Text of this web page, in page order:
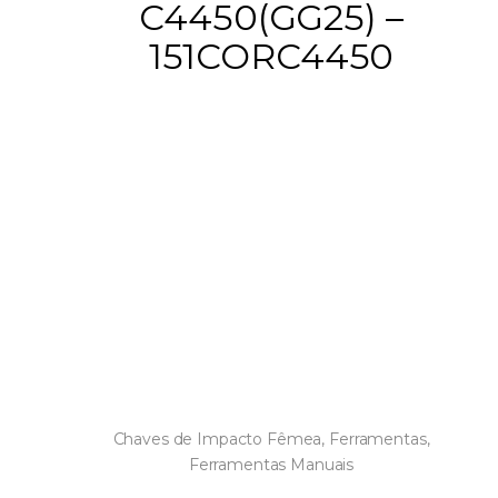
C4450(GG25) –
151CORC4450
Chaves de Impacto Fêmea, Ferramentas,
Ferramentas Manuais